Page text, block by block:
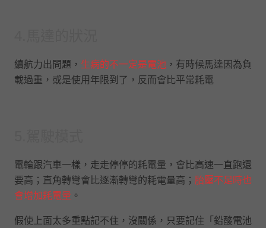
續航力出問題， 生病的不一定是電池 ，有時候馬達因為負
載過重，或是使用年限到了，反而會比平常耗電
電輪跟汽車一樣，走走停停的耗電量，會比高速一直跑還
要高；直角轉彎會比逐漸轉彎的耗電量高； 胎壓不足時也
會增加耗電量 。
假使上面太多重點記不住，沒關係，只要記住「鉛酸電池